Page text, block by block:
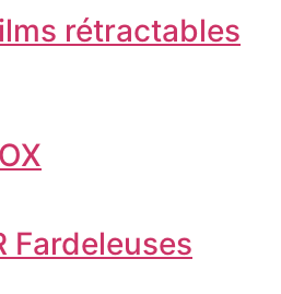
rétractables
Fardeleuses